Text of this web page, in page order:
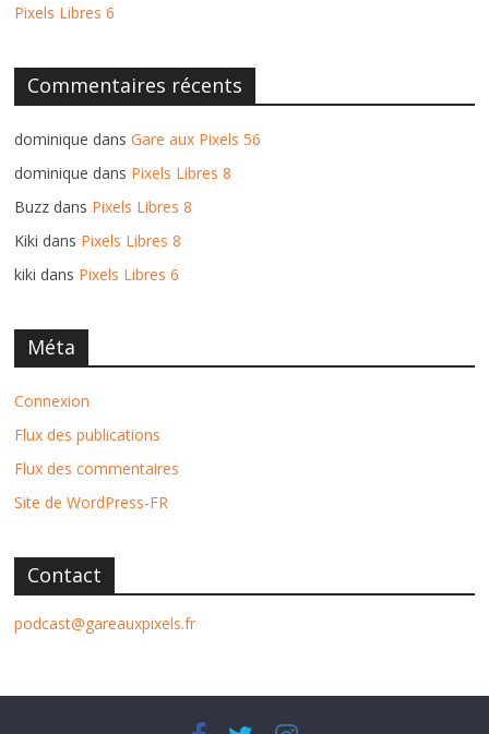
Pixels Libres 6
Commentaires récents
dominique dansGare aux Pixels 56
dominique dans Pixels Libres 8
Buzz dans Pixels Libres 8
Kiki dans Pixels Libres 8
kiki dans Pixels Libres 6
Méta
Connexion
Flux des publications
Flux des commentaires
Site de WordPress-FR
Contact
podcast@gareauxpixels.fr